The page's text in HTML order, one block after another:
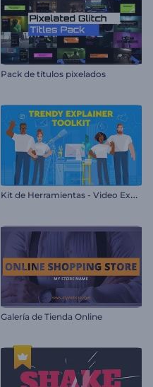
Pack de títulos pixelados
K
it de Herramientas - Video Explicativo Moderno
Galería de Tienda Online